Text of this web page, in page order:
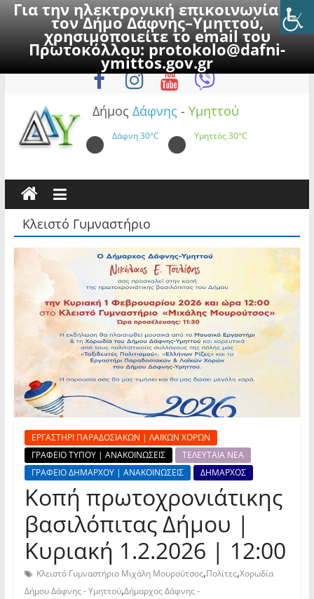
Για την ηλεκτρονική επικοινωνία με
τον Δήμο Δάφνης–Υμηττού,
χρησιμοποιείτε το email του
Πρωτοκόλλου:protokolo@dafni-
ymittos.gov.gr
to
Πέμπτη, 6 Αυγούστου 2026
Δήμος Δάφνης - Υμηττού
Δάφνη30°C Υμηττός30°C
Κλειστό Γυμναστήριο
ΕΡΓΑΣΤΗΡΙ ΠΑΡΑΔΟΣΙΑΚΩΝ | ΛΑΙΚΩΝ ΧΟΡΩΝ
ΓΡΑΦΕΙΟ ΤΥΠΟΥ | ΑΝΑΚΟΙΝΩΣΕΙΣ
ΤΕΛΕΥΤΑΙΑ ΝΕΑ
ΓΡΑΦΕΙΟ ΔΗΜΑΡΧΟΥ | ΑΝΑΚΟΙΝΩΣΕΙΣ
ΔΗΜΑΡΧΟΣ
Κοπή πρωτοχρονιάτικης
βασιλόπιτας Δήμου |
Κυριακή 1.2.2026 | 12:00
Κλειστό Γυμναστήριο Μιχάλη Μουρούτσος,Πολίτες,Χορωδία
Δήμου Δάφνης - Υμηττού,Δήμαρχος Δάφνης -